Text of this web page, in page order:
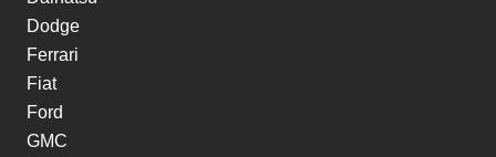
Dodge
Ferrari
Fiat
Ford
GMC